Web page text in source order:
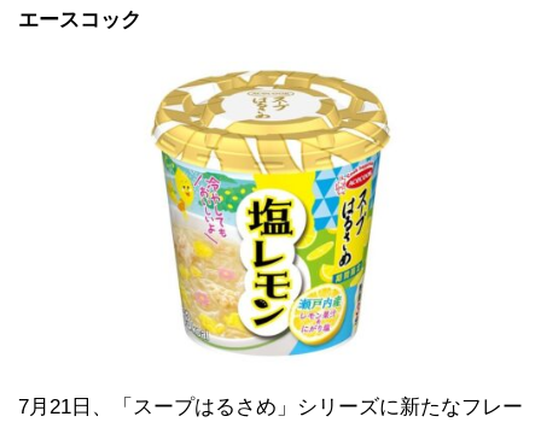
エースコック
7月21日、「スープはるさめ」シリーズに新たなフレー